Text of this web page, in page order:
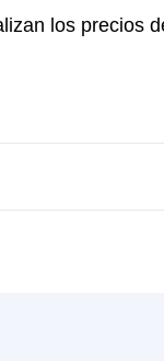
los precios